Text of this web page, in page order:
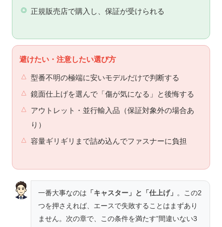
正規販売店で購入し、保証が受けられる
避けたい・注意したい選び方
型番不明の極端に安いモデルだけで判断する
鏡面仕上げを選んで「傷が気になる」と後悔する
アウトレット・並行輸入品（保証対象外の場合あ
り）
容量ギリギリまで詰め込んでファスナーに負担
一番大事なのは 「キャスター」と「仕上げ」 。この2
つを押さえれば、エースで失敗することはまずあり
ません。次の章で、この条件を満たす”間違いない3